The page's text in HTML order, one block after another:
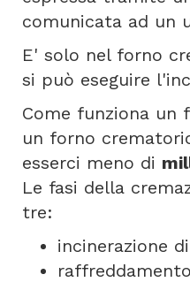
comunicata ad un
E' solo nel forno
si può eseguire
Come funziona un
un forno
esserci meno di
Le fasi della
tre:
incinerazione
raffreddamento